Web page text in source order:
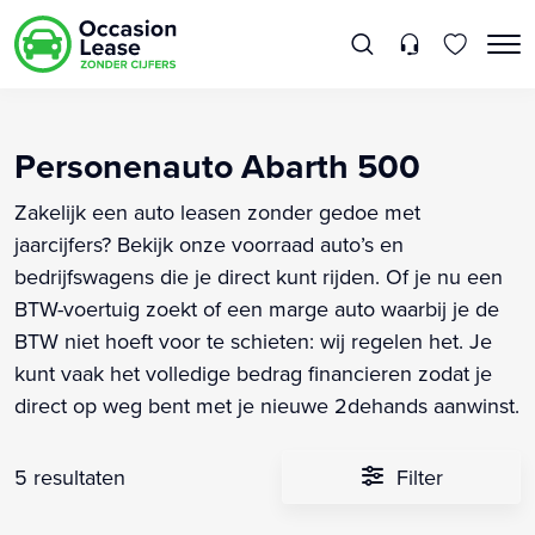
Personenauto Abarth 500
Zakelijk een auto leasen zonder gedoe met
jaarcijfers? Bekijk onze voorraad auto’s en
bedrijfswagens die je direct kunt rijden. Of je nu een
BTW-voertuig zoekt of een marge auto waarbij je de
BTW niet hoeft voor te schieten: wij regelen het. Je
kunt vaak het volledige bedrag financieren zodat je
direct op weg bent met je nieuwe 2dehands aanwinst.
5 resultaten Filter